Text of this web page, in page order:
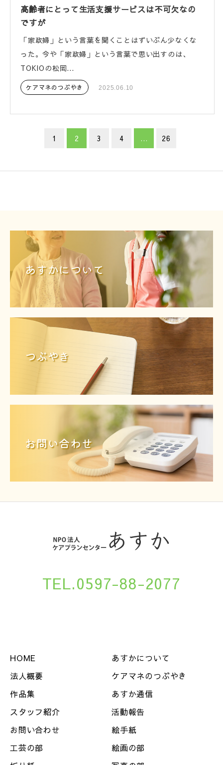
高齢者にとって生活支援サービスは不可欠なの
ですが
「家政婦」という言葉を聞くことはずいぶん少なくな
った。今や「家政婦」という言葉で思い出すのは、
TOKIOの松岡...
ケアマネのつぶやき 2025.06.10
1 2 3 4 … 26
あすかについて
つぶやき
お問い合わせ
TEL.0597-88-2077
HOME
あすかについて
法人概要
ケアマネのつぶやき
作品集
あすか通信
スタッフ紹介
活動報告
お問い合わせ
絵手紙
工芸の部
絵画の部